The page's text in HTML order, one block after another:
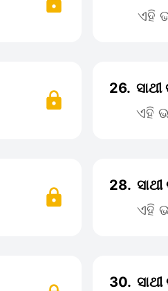
ଏହି
26.
ଏହି
28.
ଏହି
30.